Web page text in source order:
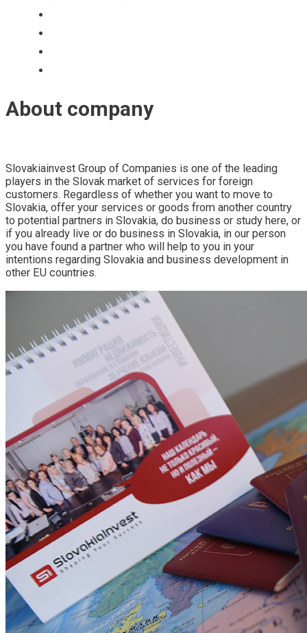
About company
Slovakiainvest Group of Companies is one of the leading
players in the Slovak market of services for foreign
customers. Regardless of whether you want to move to
Slovakia, offer your services or goods from another country
to potential partners in Slovakia, do business or study here, or
if you already live or do business in Slovakia, in our person
you have found a partner who will help to you in your
intentions regarding Slovakia and business development in
other EU countries.